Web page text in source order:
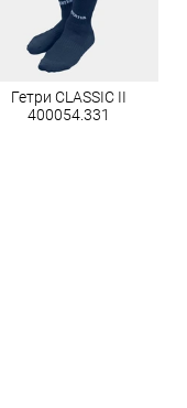
Гетри CLASSIC II
400054.331